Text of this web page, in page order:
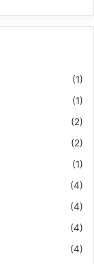
(1)
(1)
(2)
(2)
(1)
(4)
(4)
(4)
(4)